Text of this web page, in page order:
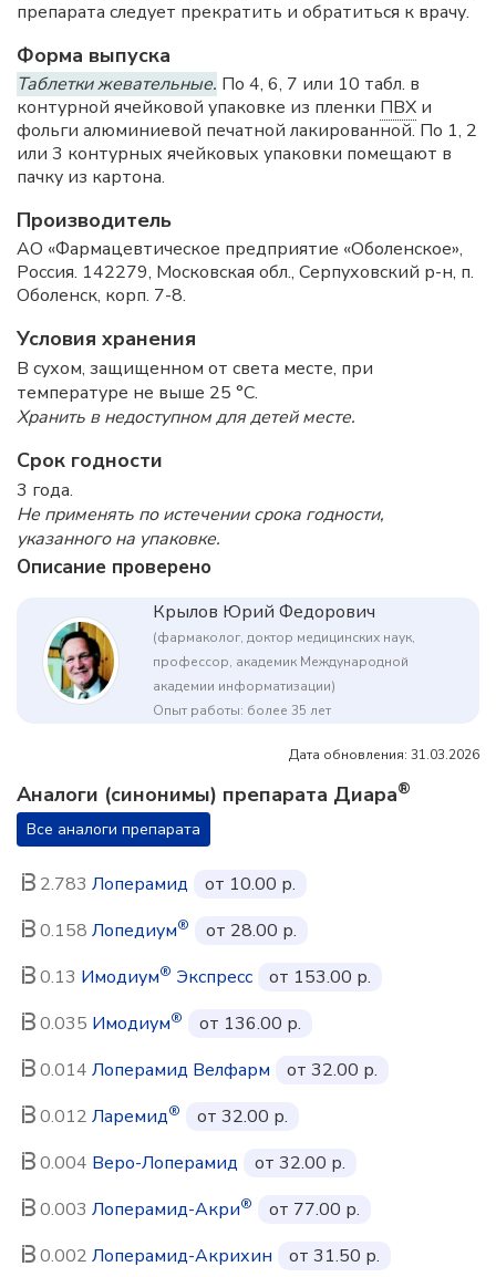
препарата следует прекратить и обратиться к врачу.
Форма выпуска
Таблетки жевательные. По 4, 6, 7 или 10 табл. в
контурной ячейковой упаковке из пленки ПВХ и
фольги алюминиевой печатной лакированной. По 1, 2
или 3 контурных ячейковых упаковки помещают в
пачку из картона.
Производитель
АО «Фармацевтическое предприятие «Оболенское»,
Россия. 142279, Московская обл., Серпуховский р-н, п.
Оболенск, корп. 7-8.
Условия хранения
В сухом, защищенном от света месте, при
температуре не выше 25 °C.
Хранить в недоступном для детей месте.
Срок годности
3 года.
Не применять по истечении срока годности,
указанного на упаковке.
Описание проверено
Крылов Юрий Федорович
(фармаколог, доктор медицинских наук,
профессор, академик Международной
академии информатизации)
Опыт работы: более 35 лет
Дата обновления: 31.03.2026
Аналоги (синонимы) препарата Диара®
Все аналоги препарата
2.783 Лоперамид
от 10.00 р.
0.158 Лопедиум®
от 28.00 р.
0.13 Имодиум® Экспресс
от 153.00 р.
0.035 Имодиум®
от 136.00 р.
0.014 Лоперамид Велфарм
от 32.00 р.
0.012 Ларемид®
от 32.00 р.
0.004 Веро-Лоперамид
от 32.00 р.
0.003 Лоперамид-Акри®
от 77.00 р.
0.002 Лоперамид-Акрихин от 31.50 р.